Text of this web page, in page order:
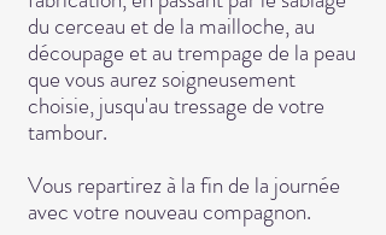
du cerceau et de la mailloche, au
découpage et au trempage de la peau
que vous aurez soigneusement
choisie, jusqu'au tressage de votre
tambour.
Vous repartirez à la fin de la journée
avec votre nouveau compagnon.